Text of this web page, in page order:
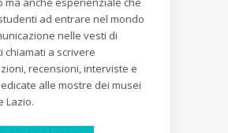
ad entrare nel mondo
nelle vesti di
chiamati a scrivere
recensioni, interviste e
alle mostre dei musei
Lazio.